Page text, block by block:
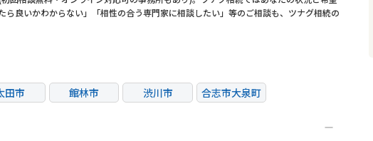
ら良いかわからない」「相性の合う専門家に相談したい」等のご相談も、ツナグ相続の
田市 館林市 渋川市 合志市大泉町